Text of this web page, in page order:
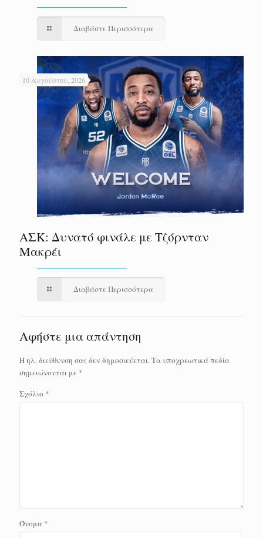
Διαβάστε Περισσότερα
10 Αυγούστου, 2026
ΑΣΚ: Δυνατό φινάλε με Τζόρνταν
Μακρέι
Διαβάστε Περισσότερα
Αφήστε μια απάντηση
Η ηλ. διεύθυνση σας δεν δημοσιεύεται.Τα υποχρεωτικά πεδία
σημειώνονται με *
Σχόλιο *
Όνομα *